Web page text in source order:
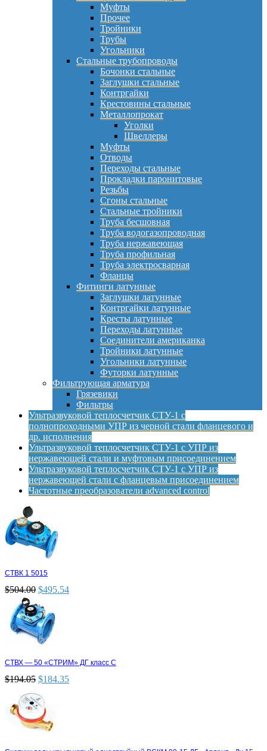
Муфты
Прочее
Тройники
Трубы
Угольники
Стальные трубопроводы
Бочонки стальные
Заглушки стальные
Контргайки
Крестовины стальные
Металлопрокат
Уголки
Швеллеры
Муфты
Отводы
Переходы стальные
Прокладки паронитовые
Резьбы
Сгоны стальные
Стальные тройники
Труба бесшовная
Труба водогазопроводная
Труба нержавеющая
Труба профильная
Труба электросварная
Фланцы
Фитинги латунные
Заглушки латунные
Контргайки латунные
Кресты латунные
Переходы латунные
Соединители американка
Тройники латунные
Угольники латунные
Футорки латунные
Фильтрующая арматура
Грязевики
Фильтры
Ультразвуковой теплосчетчик СТУ-1 с
полнопроходными УПР из черной стали фланцевого и
др. исполнения
Ультразвуковой теплосчетчик СТУ-1 с УПР из
нержавеющей стали и муфтовым присоединением
Ультразвуковой теплосчетчик СТУ-1 с УПР из
нержавеющей стали с фланцевым присоединением
Частотные преобразователи advanced control
СТВК 1 5015
$504.00 $495.54
СТВХ — 50 «СТРИМ» ДГ класс С
$194.05 $184.35